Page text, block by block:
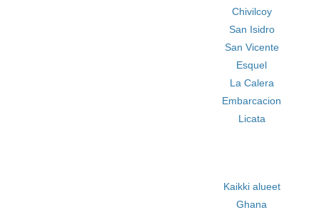
Chivilcoy
San Isidro
San Vicente
Esquel
La Calera
Embarcacion
Licata
Kaikki alueet
Ghana